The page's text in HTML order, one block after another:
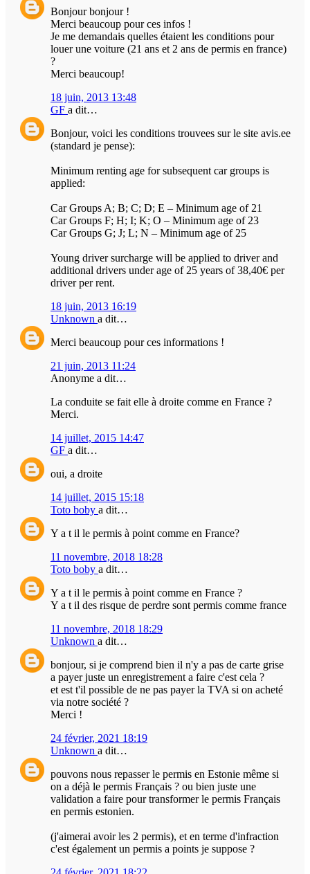
Bonjour bonjour !
Merci beaucoup pour ces infos !
Je me demandais quelles étaient les conditions pour
louer une voiture (21 ans et 2 ans de permis en france)
?
Merci beaucoup!
18 juin, 2013 13:48
GF a dit…
Bonjour, voici les conditions trouvees sur le site avis.ee
(standard je pense):
Minimum renting age for subsequent car groups is
applied:
Car Groups A; B; C; D; E – Minimum age of 21
Car Groups F; H; I; K; O – Minimum age of 23
Car Groups G; J; L; N – Minimum age of 25
Young driver surcharge will be applied to driver and
additional drivers under age of 25 years of 38,40€ per
driver per rent.
18 juin, 2013 16:19
Unknown a dit…
Merci beaucoup pour ces informations !
21 juin, 2013 11:24
Anonyme a dit…
La conduite se fait elle à droite comme en France ?
Merci.
14 juillet, 2015 14:47
GF a dit…
oui, a droite
14 juillet, 2015 15:18
Toto boby a dit…
Y a t il le permis à point comme en France?
11 novembre, 2018 18:28
Toto boby a dit…
Y a t il le permis à point comme en France ?
Y a t il des risque de perdre sont permis comme france
11 novembre, 2018 18:29
Unknown a dit…
bonjour, si je comprend bien il n'y a pas de carte grise
a payer juste un enregistrement a faire c'est cela ?
et est t'il possible de ne pas payer la TVA si on acheté
via notre société ?
Merci !
24 février, 2021 18:19
Unknown a dit…
pouvons nous repasser le permis en Estonie même si
on a déjà le permis Français ? ou bien juste une
validation a faire pour transformer le permis Français
en permis estonien.
(j'aimerai avoir les 2 permis), et en terme d'infraction
c'est également un permis a points je suppose ?